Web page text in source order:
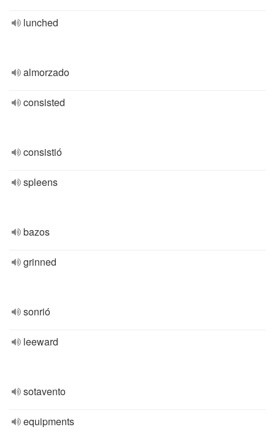
lunched
almorzado
consisted
consistió
spleens
bazos
grinned
sonrió
leeward
sotavento
equipments